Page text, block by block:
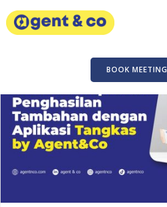
BOOK MEETING